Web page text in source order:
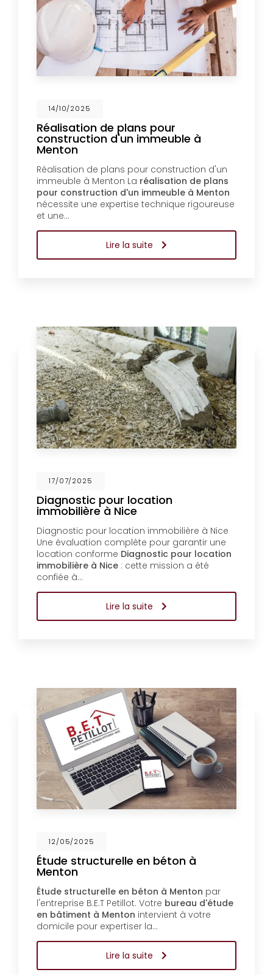
14/10/2025
Réalisation de plans pour
construction d'un immeuble à
Menton
Réalisation de plans pour construction d'un
immeuble à Menton La réalisation de plans
pour construction d'un immeuble à Menton
nécessite une expertise technique rigoureuse
et une…
Lire la suite
17/07/2025
Diagnostic pour location
immobilière à Nice
Diagnostic pour location immobilière à Nice
Une évaluation complète pour garantir une
location conforme Diagnostic pour location
immobilière à Nice : cette mission a été
confiée à…
Lire la suite
12/05/2025
Étude structurelle en béton à
Menton
Étude structurelle en béton à Menton par
l'entreprise B.E.T Petillot. Votre bureau d'étude
en bâtiment à Menton intervient à votre
domicile pour expertiser la…
Lire la suite